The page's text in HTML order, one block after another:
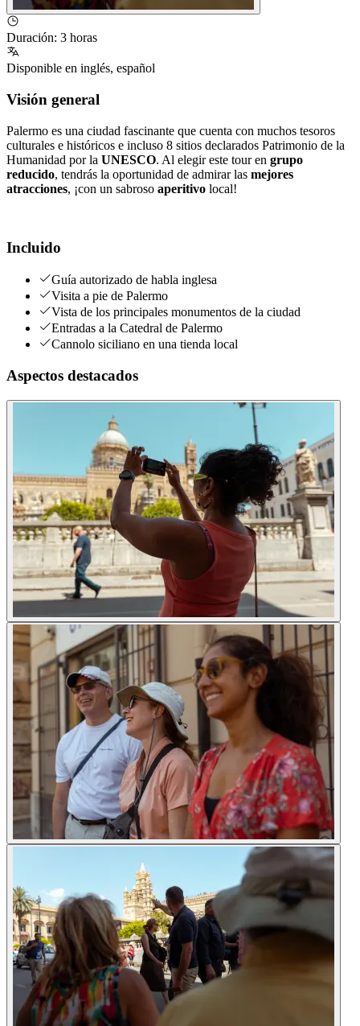
Duración: 3 horas
Disponible en inglés, español
Visión general
Palermo es una ciudad fascinante que cuenta con muchos tesoros
culturales e históricos e incluso 8 sitios declarados Patrimonio de la
Humanidad por la UNESCO. Al elegir este tour en grupo
reducido, tendrás la oportunidad de admirar las mejores
atracciones, ¡con un sabroso aperitivo local!
Incluido
Guía autorizado de habla inglesa
Visita a pie de Palermo
Vista de los principales monumentos de la ciudad
Entradas a la Catedral de Palermo
Cannolo siciliano en una tienda local
Aspectos destacados